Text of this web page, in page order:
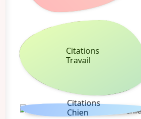
Citations
Travail
Citations
Chien